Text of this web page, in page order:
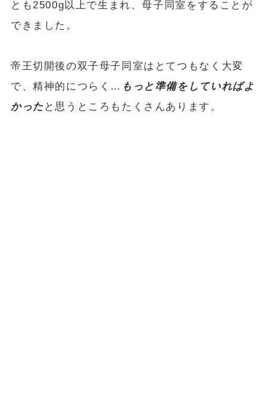
とも2500g以上で生まれ、母子同室をすることが
できました。
帝王切開後の双子母子同室はとてつもなく大変
で、精神的につらく… もっと準備をしていればよ
かった と思うところもたくさんあります。